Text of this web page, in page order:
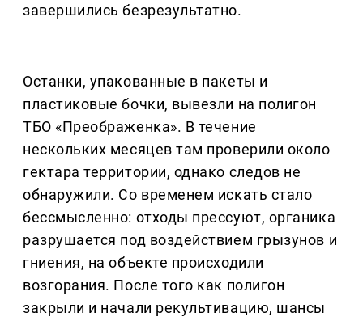
завершились безрезультатно.
Останки, упакованные в пакеты и
пластиковые бочки, вывезли на полигон
ТБО «Преображенка». В течение
нескольких месяцев там проверили около
гектара территории, однако следов не
обнаружили. Со временем искать стало
бессмысленно: отходы прессуют, органика
разрушается под воздействием грызунов и
гниения, на объекте происходили
возгорания. После того как полигон
закрыли и начали рекультивацию, шансы